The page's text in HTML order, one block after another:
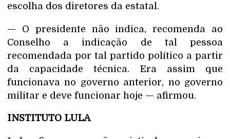
escolha dos diretores da estatal.
— O presidente não indica, recomenda ao
Conselho a indicação de tal pessoa
recomendada por tal partido político a partir
da capacidade técnica. Era assim que
funcionava no governo anterior, no governo
militar e deve funcionar hoje — afirmou.
INSTITUTO LULA